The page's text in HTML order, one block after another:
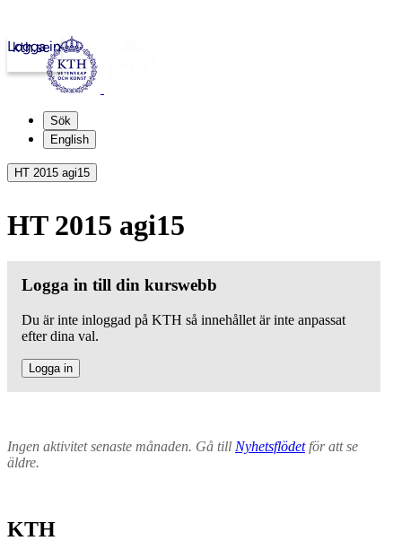
kth.se
Logga in
Sök
English
HT 2015 agi15
HT 2015 agi15
Logga in till din kurswebb
Du är inte inloggad på KTH så innehållet är inte anpassat
efter dina val.
Logga in
Ingen aktivitet senaste månaden. Gå till Nyhetsflödetför att se
äldre.
KTH